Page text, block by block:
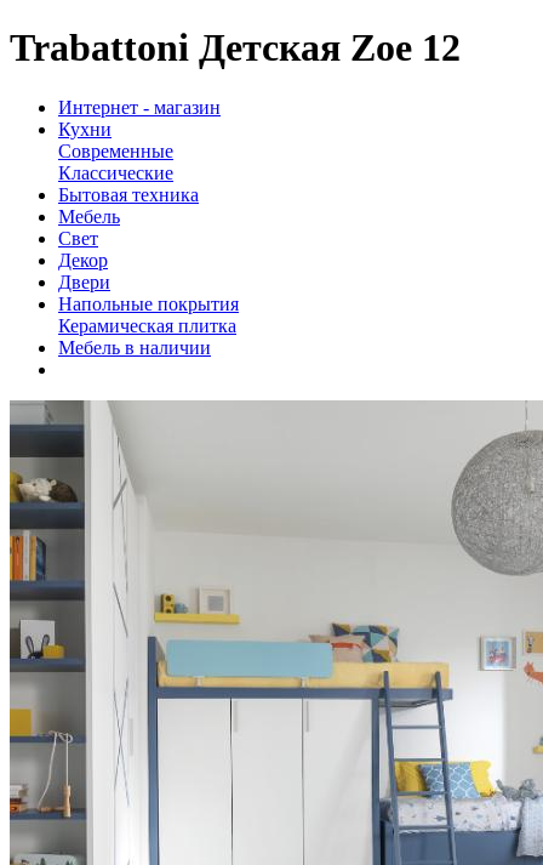
Trabattoni Детская Zoe 12
Интернет - магазин
Кухни
Современные
Классические
Бытовая техника
Мебель
Свет
Декор
Двери
Напольные покрытия
Керамическая плитка
Мебель в наличии